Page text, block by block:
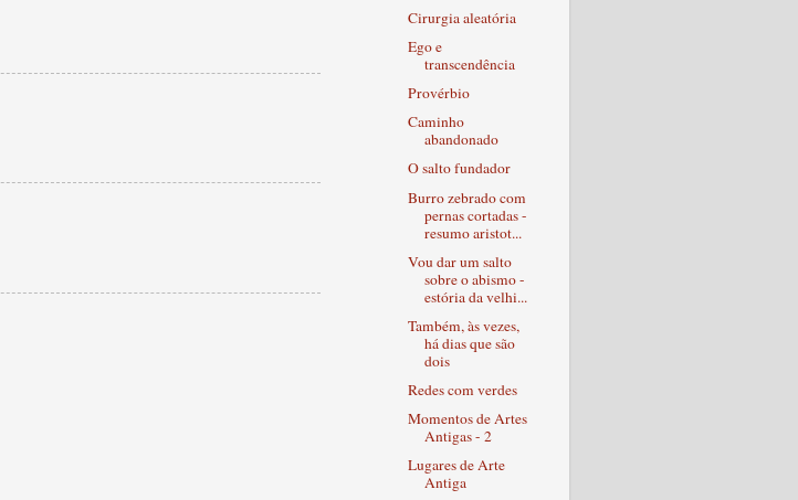
Cirurgia aleatória
Ego e
transcendência
Provérbio
Caminho
abandonado
O salto fundador
Burro zebrado com
pernas cortadas -
resumo aristot...
Vou dar um salto
sobre o abismo -
estória da velhi...
Também, às vezes,
há dias que são
dois
Redes com verdes
Momentos de Artes
Antigas - 2
Lugares de Arte
Antiga